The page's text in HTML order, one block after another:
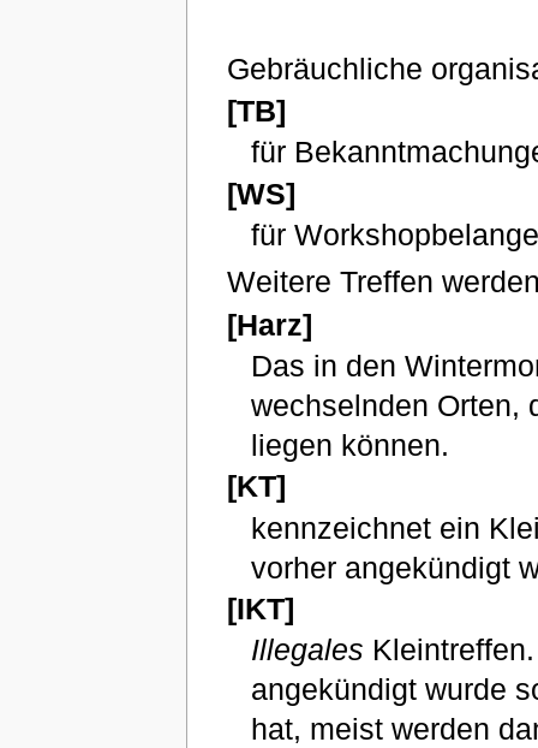
Gebräuchliche
[TB]
für
[WS]
für
Weitere Treffen
[Harz]
Das in den
wechselnden Orten,
liegen können.
[KT]
kennzeichnet ein
vorher angekündigt
[IKT]
Illegales
angekündigt wurde
hat, meist werden